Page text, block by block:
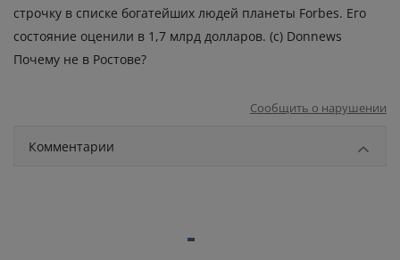
строчку в списке богатейших людей планеты Forbes. Его
состояние оценили в 1,7 млрд долларов. (c) Donnews
Почему не в Ростове?
Сообщить о нарушении
Комментарии